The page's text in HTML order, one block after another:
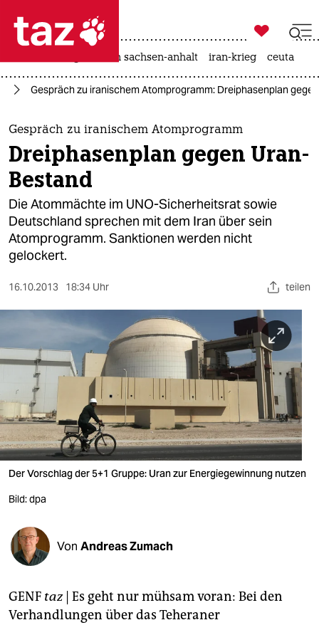
 taz zahl ich
taz zahl ich
themen
politik
öko
gesellschaft
kultur
sport
berlin
nord
wahrheit
verlag
verlag
veranstaltungen
shop
fragen & hilfe
unterstützen
genossenschaft

taz zahl ich
landtagswahl in sachsen-anhalt iran-krieg ceuta
Gespräch zu iranischem Atomprogramm: Dreiphasenplan
Gespräch zu iranischem Atomprogramm
Dreiphasenplan gegen Uran-
Bestand
Die Atommächte im UNO-Sicherheitsrat sowie
Deutschland sprechen mit dem Iran über sein
Atomprogramm. Sanktionen werden nicht
gelockert.
16.10.2013 18:34 Uhr teilen
Der Vorschlag der 5+1 Gruppe: Uran zur Energiegewinnung nutzen
Bild: dpa
Von Andreas Zumach
GENF taz| Es geht nur mühsam voran: Bei den
Verhandlungen über das Teheraner